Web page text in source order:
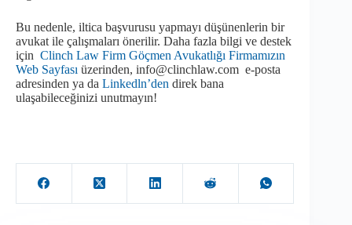
Bu nedenle, iltica başvurusu yapmayı düşünenlerin bir
avukat ile çalışmaları önerilir. Daha fazla bilgi ve destek
için Clinch Law Firm Göçmen Avukatlığı Firmamızın
Web Sayfası üzerinden, info@clinchlaw.com e-posta
adresinden ya da Linkedln’den direk bana
ulaşabileceğinizi unutmayın!